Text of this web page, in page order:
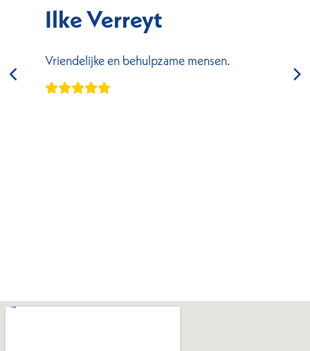
Ilke Verreyt
Vriendelijke en behulpzame mensen.